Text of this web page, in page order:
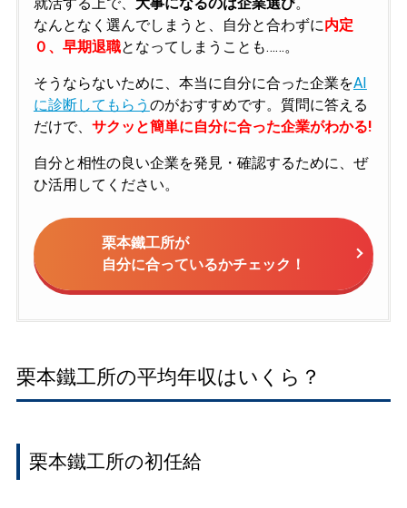
なんとなく選んでしまうと、自分と合わずに内定
０、早期退職となってしまうことも……。
そうならないために、本当に自分に合った企業をAI
に診断してもらう のがおすすめです。質問に答える
だけで、 サクッと簡単に自分に合った企業がわかる!
自分と相性の良い企業を発見・確認するために、ぜ
ひ活用してください。
栗本鐵工所が
自分に合っているかチェック！
栗本鐵工所の平均年収はいくら？
栗本鐵工所の初任給